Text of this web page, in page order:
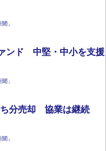
」
ンド 中堅・中小を支援
」
ち分売却 協業は継続
」